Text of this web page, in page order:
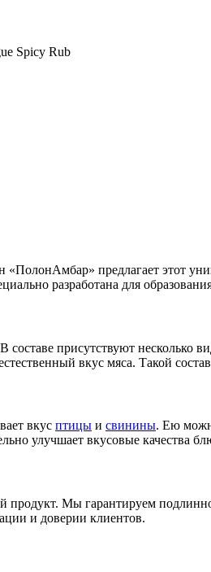
Spicy Rub
«ПолонАмбар» предлагает этот
разработана для
присутствуют
вкус мяса. Такой
вкус птицы и свинины. Ею
улучшает вкусовые качества
продукт. Мы гарантируем
и доверии клиентов.